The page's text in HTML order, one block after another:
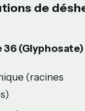
de
36 (Glyphosate)
(racines